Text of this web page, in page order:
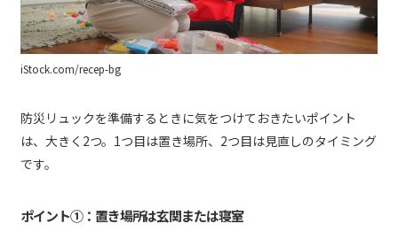
iStock.com/recep-bg
防災リュックを準備するときに気をつけておきたいポイント
は、大きく2つ。1つ目は置き場所、2つ目は見直しのタイミング
です。
ポイント①：置き場所は玄関または寝室